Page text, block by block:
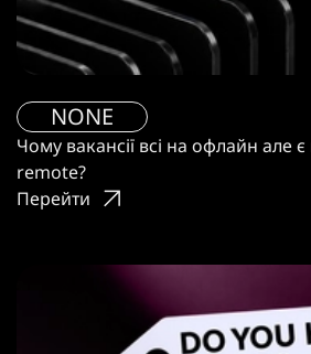
NONE
Чому вакансії всі на офлайн але
remote?
Перейти